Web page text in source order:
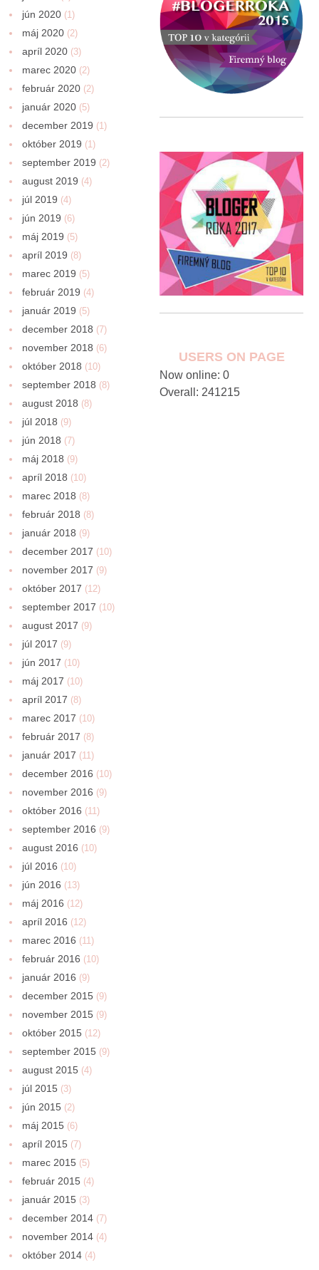
jún 2020 (1)
máj 2020 (2)
apríl 2020 (3)
marec 2020 (2)
február 2020 (2)
január 2020 (5)
december 2019 (1)
október 2019 (1)
september 2019 (2)
august 2019 (4)
júl 2019 (4)
jún 2019 (6)
máj 2019 (5)
apríl 2019 (8)
marec 2019 (5)
február 2019 (4)
január 2019 (5)
december 2018 (7)
november 2018 (6)
október 2018 (10)
september 2018 (8)
august 2018 (8)
júl 2018 (9)
jún 2018 (7)
máj 2018 (9)
apríl 2018 (10)
marec 2018 (8)
február 2018 (8)
január 2018 (9)
december 2017 (10)
november 2017 (9)
október 2017 (12)
september 2017 (10)
august 2017 (9)
júl 2017 (9)
jún 2017 (10)
máj 2017 (10)
apríl 2017 (8)
marec 2017 (10)
február 2017 (8)
január 2017 (11)
december 2016 (10)
november 2016 (9)
október 2016 (11)
september 2016 (9)
august 2016 (10)
júl 2016 (10)
jún 2016 (13)
máj 2016 (12)
apríl 2016 (12)
marec 2016 (11)
február 2016 (10)
január 2016 (9)
december 2015 (9)
november 2015 (9)
október 2015 (12)
september 2015 (9)
august 2015 (4)
júl 2015 (3)
jún 2015 (2)
máj 2015 (6)
apríl 2015 (7)
marec 2015 (5)
február 2015 (4)
január 2015 (3)
december 2014 (7)
november 2014 (4)
október 2014 (4)
USERS ON PAGE
Now online: 0
Overall: 241215